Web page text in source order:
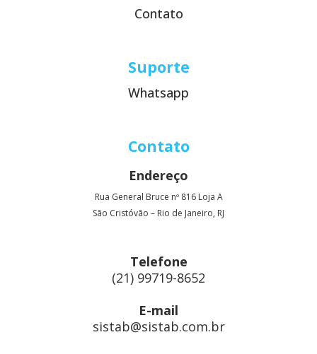
Contato
Suporte
Whatsapp
Contato
Endereço
Rua General Bruce nº 816 Loja A
São Cristóvão – Rio de Janeiro, RJ
Telefone
(21) 99719-8652
E-mail
sistab@sistab.com.br